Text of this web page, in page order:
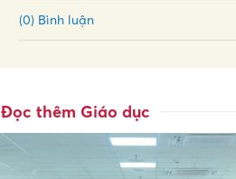
(0) Bình luận
Đọc thêm Giáo dục